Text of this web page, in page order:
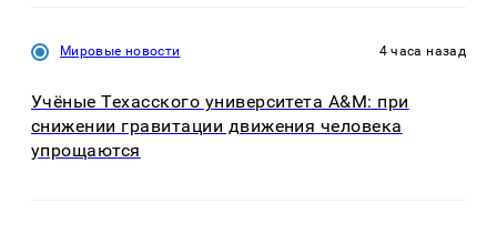
Мировые новости 4 часа назад
Учёные Техасского университета A&M: при
снижении гравитации движения человека
упрощаются